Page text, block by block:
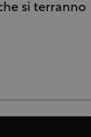
si terranno